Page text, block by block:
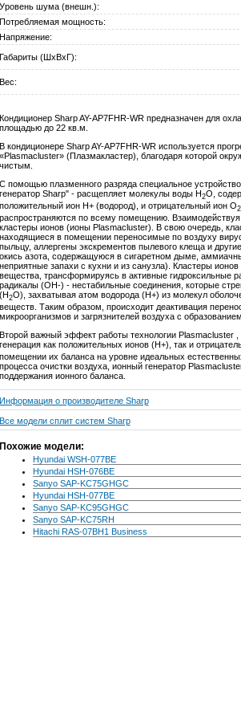
Уровень шума (внешн.):
Потребляемая мощность:
Напряжение:
Габариты (ШxВxГ):
Вес:
Кондиционер Sharp AY-AP7FHR-WR предназначен для
площадью до 22 кв.м.
В кондиционере Sharp AY-AP7FHR-WR используется
«Plasmacluster» (Плазмакластер), благодаря которой
чистым.
С помощью плазменного разряда специальное
генератор Sharp" - расщепляет молекулы воды H2O,
положительный ион H+ (водород), и отрицательный ион O2
распространяются по всему помещению.
кластеры ионов (ионы Plasmacluster). В свою очередь,
находящиеся в помещении переносимые по воздуху
пыльцу, аллергены экскрементов пылевого клеща и
окись азота, содержащуюся в сигаретном дыме,
неприятные запахи с кухни и из санузла). Кластеры
вещества, трансформируясь в активные гидроксильные
радикалы (ОН-) - нестабильные соединения, которые
(Н2О), захватывая атом водорода (Н+) из молекул
веществ. Таким образом, происходит деактивация
микроорганизмов и загрязнителей воздуха с
Второй важный эффект работы технологии Plasmacluster ,
генерация как положительных ионов (Н+), так и
помещении их баланса на уровне идеальных
процесса очистки воздуха, ионный генератор
поддержания ионного баланса.
Информация о производителе Sharp
Все модели сплит систем Sharp
Похожие модели:
Hyundai WSH-077BE
Hyundai HSH-076BE
Sanyo SAP-KC75GHGC
Hyundai HSH-077BE
Sanyo SAP-KC95GHGC
Sanyo SAP-KC75RH
Hitachi RAS-07BH1 Business